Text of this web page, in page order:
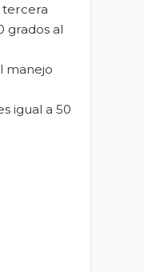
tercera
grados al
manejo
igual a 50